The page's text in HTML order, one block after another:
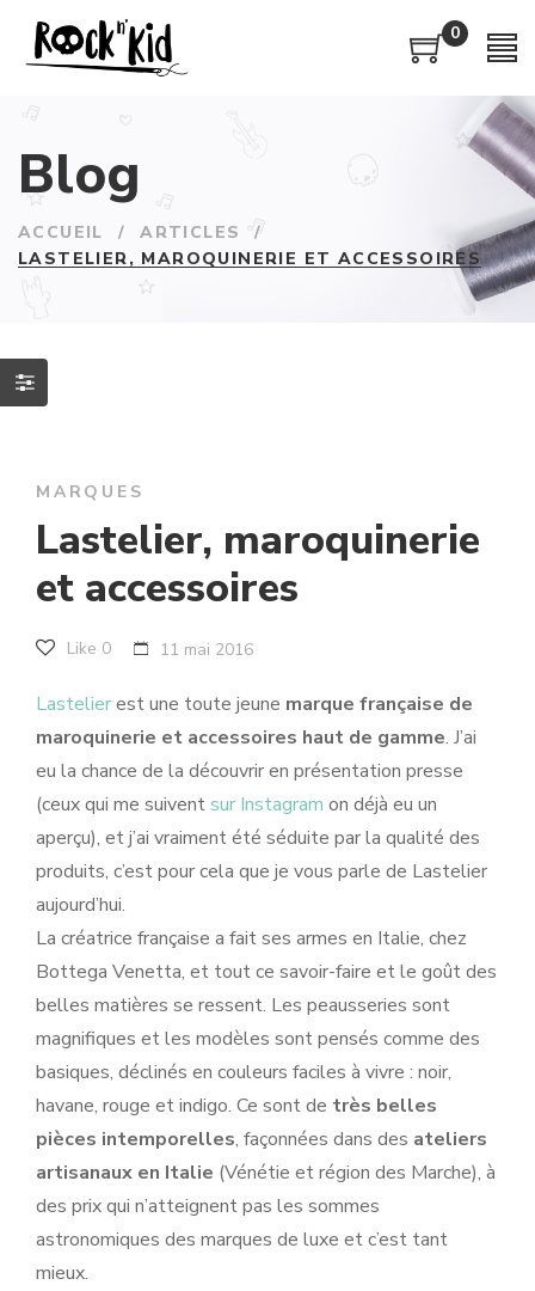
0
Blog
ACCUEIL / ARTICLES
/
LASTELIER, MAROQUINERIE ET ACCESSOIRES
MARQUES
Lastelier, maroquinerie
et accessoires
Like 0 11 mai 2016
Lastelierest une toute jeune marque française de
maroquinerie et accessoires haut de gamme. J’ai
eu la chance de la découvrir en présentation presse
(ceux qui me suiventsur Instagram on déjà eu un
aperçu), et j’ai vraiment été séduite par la qualité des
produits, c’est pour cela que je vous parle de Lastelier
aujourd’hui.
La créatrice française a fait ses armes en Italie, chez
Bottega Venetta, et tout ce savoir-faire et le goût des
belles matières se ressent. Les peausseries sont
magnifiques et les modèles sont pensés comme des
basiques, déclinés en couleurs faciles à vivre : noir,
havane, rouge et indigo. Ce sont de très belles
pièces intemporelles, façonnées dans des ateliers
artisanaux en Italie (Vénétie et région des Marche), à
des prix qui n’atteignent pas les sommes
astronomiques des marques de luxe et c’est tant
mieux.